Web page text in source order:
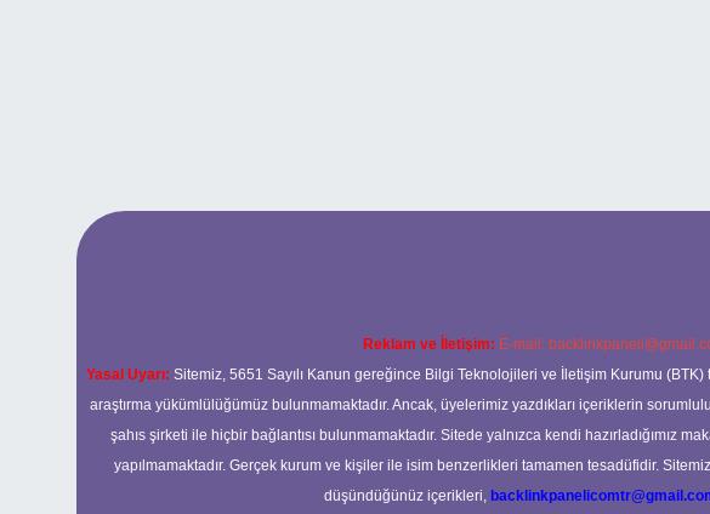
Reklam ve İletişim: E-mail:
Yasal Uyarı: Sitemiz, 5651 Sayılı Kanun gereğince Bilgi Teknolojileri ve İletişim Kurumu
araştırma yükümlülüğümüz bulunmamaktadır. Ancak, üyelerimiz yazdıkları içeriklerin
şahıs şirketi ile hiçbir bağlantısı bulunmamaktadır. Sitede yalnızca kendi hazırladığımız
yapılmamaktadır. Gerçek kurum ve kişiler ile isim benzerlikleri tamamen tesadüfidir.
düşündüğünüz içerikleri,